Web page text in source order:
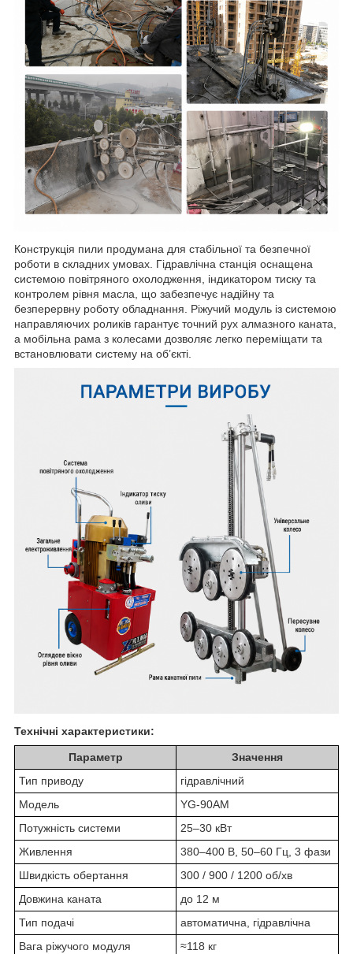
Конструкція пили продумана для стабільної та безпечної
роботи в складних умовах. Гідравлічна станція оснащена
системою повітряного охолодження, індикатором тиску та
контролем рівня масла, що забезпечує надійну та
безперервну роботу обладнання. Ріжучий модуль із системою
направляючих роликів гарантує точний рух алмазного каната,
а мобільна рама з колесами дозволяє легко переміщати та
встановлювати систему на об’єкті.
Технічні характеристики:
Параметр
Значення
Тип приводу
гідравлічний
Модель
YG-90AM
Потужність системи
25–30 кВт
Живлення
380–400 В, 50–60 Гц, 3 фази
Швидкість обертання
300 / 900 / 1200 об/хв
Довжина каната
до 12 м
Тип подачі
автоматична, гідравлічна
Вага ріжучого модуля
≈118 кг